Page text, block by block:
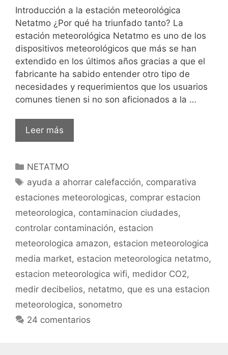
Introducción a la estación meteorológica
Netatmo ¿Por qué ha triunfado tanto? La
estación meteorológica Netatmo es uno de los
dispositivos meteorológicos que más se han
extendido en los últimos años gracias a que el
fabricante ha sabido entender otro tipo de
necesidades y requerimientos que los usuarios
comunes tienen si no son aficionados a la …
Leer más
meteorológica
Análisis
completo.
Categorías
NETATMO
Etiquetas
ayuda a ahorrar calefacción, comparativa
estaciones meteorologicas, comprar estacion
meteorologica, contaminacion ciudades,
controlar contaminación, estacion
meteorologica amazon, estacion meteorologica
media market, estacion meteorologica netatmo,
estacion meteorologica wifi, medidor CO2,
medir decibelios, netatmo, que es una estacion
meteorologica, sonometro
24 comentarios